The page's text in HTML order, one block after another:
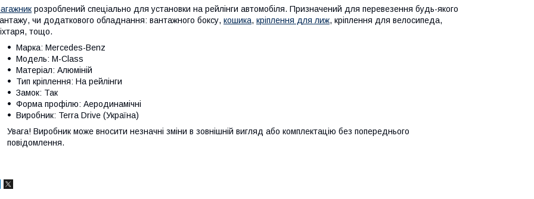
розроблений спеціально для установки на рейлінги автомобіля. Призначений для перевезення будь-якого
чи додаткового обладнання: вантажного боксу, кошика, кріплення для лиж, кріплення для велосипеда,
тощо.
Марка: Mercedes-Benz
Модель: M-Class
Матеріал: Алюміній
Тип кріплення: На рейлінги
Замок: Так
Форма профілю: Аеродинамічні
Виробник: Terra Drive (Україна)
Увага! Виробник може вносити незначні зміни в зовнішній вигляд або комплектацію без попереднього
повідомлення.